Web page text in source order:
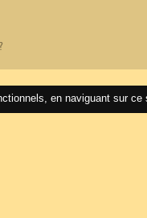
en naviguant sur